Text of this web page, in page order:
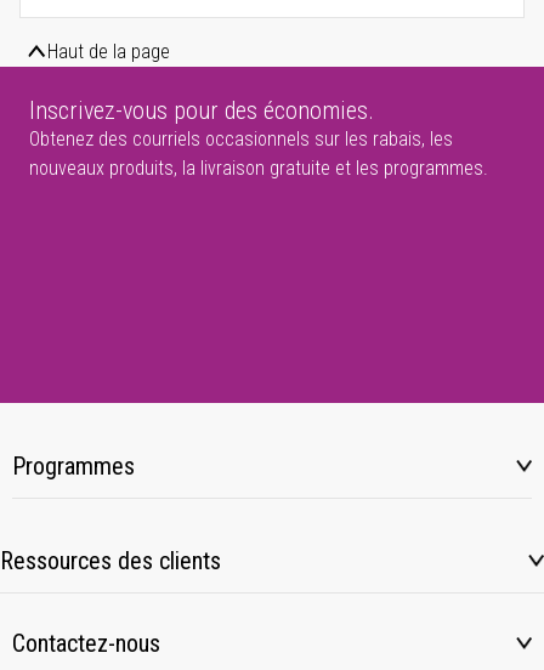
Haut de la page
Inscrivez-vous pour des économies.
Obtenez des courriels occasionnels sur les rabais, les
nouveaux produits, la livraison gratuite et les programmes.
Programmes
Ressources des clients
Contactez-nous